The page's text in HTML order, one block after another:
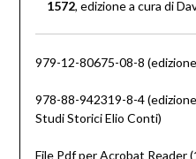
1572, edizione a cura di
979-12-80675-08-8
978-88-942319-8-4
Studi Storici Elio Conti)
File Pdf per Acrobat Reader